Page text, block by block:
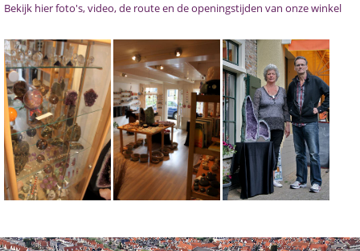
Bekijk hier foto's, video, de route en de openingstijden van onze winkel